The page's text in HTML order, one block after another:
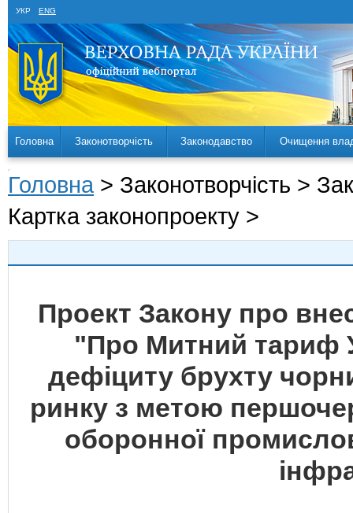
УКР ENG
Головна Законотворчість Законодавство Очищення
Головна > Законотворчість >
Картка законопроекту >
Проект Закону про
"Про Митний тариф
дефіциту брухту
ринку з метою
оборонної